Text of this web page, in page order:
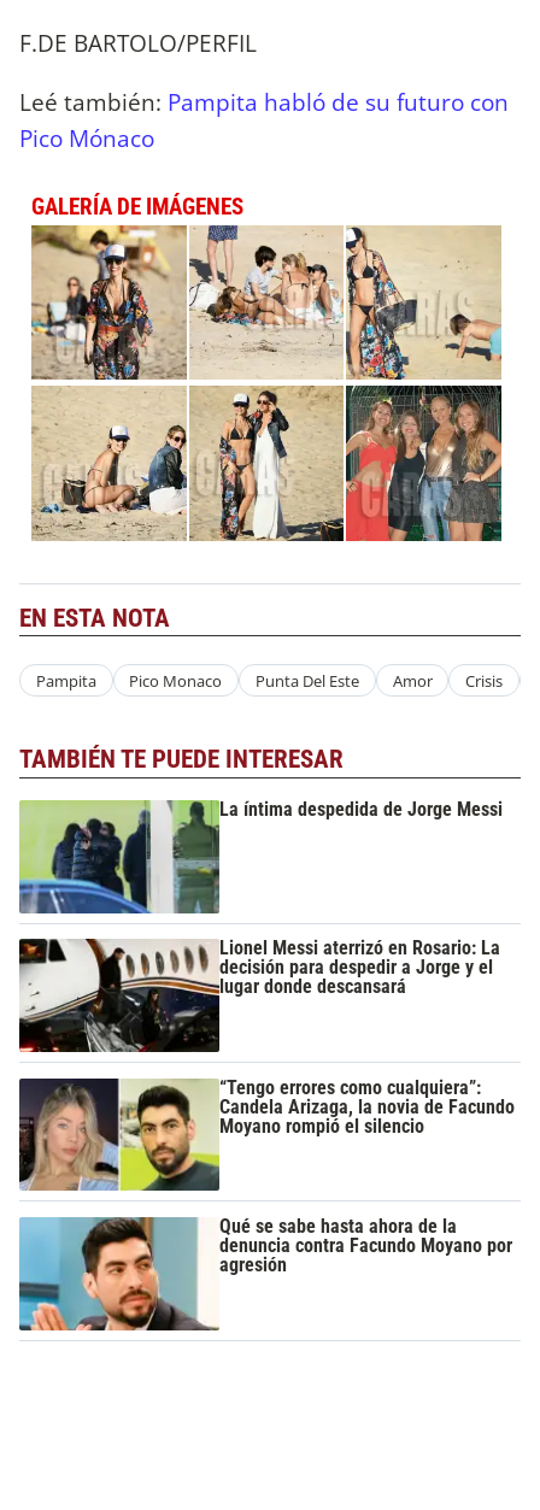
F.DE BARTOLO/PERFIL
Leé también: Pampita habló de su futuro con
Pico Mónaco
GALERÍA DE IMÁGENES
EN ESTA NOTA
Pampita Pico Monaco Punta Del Este Amor Crisis
TAMBIÉN TE PUEDE INTERESAR
La íntima despedida de Jorge Messi
Lionel Messi aterrizó en Rosario: La
decisión para despedir a Jorge y el
lugar donde descansará
“Tengo errores como cualquiera”:
Candela Arizaga, la novia de Facundo
Moyano rompió el silencio
Qué se sabe hasta ahora de la
denuncia contra Facundo Moyano por
agresión